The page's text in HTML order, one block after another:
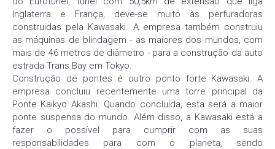
Inglaterra e França, deve-se muito às perfuradoras
construidas pela Kawasaki. A empresa também construiu
as máquinas de blindagem - as maiores dos mundos, com
mais de 46 metros de diâmetro - para a construção da auto
estrada Trans Bay em Tokyo.
Construção de pontes é outro ponto forte Kawasaki. A
empresa concluiu recentemente uma torre principal da
Ponte Kaikyo Akashi. Quando concluída, esta será a maior
ponte suspensa do mundo. Além disso, a Kawasaki está a
fazer o possível para cumprir com as suas
responsabilidades para com o planeta, sendo